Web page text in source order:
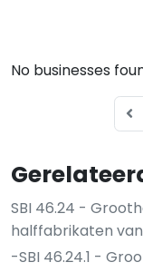
SBI 46.24 -
halffabrikaten
-SBI 46.24.1 -
No businesses